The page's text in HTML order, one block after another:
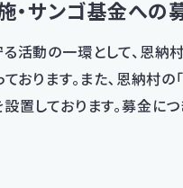
・サンゴ基金への
活動の一環として、恩
おります。また､恩納村の
置しております。募金に